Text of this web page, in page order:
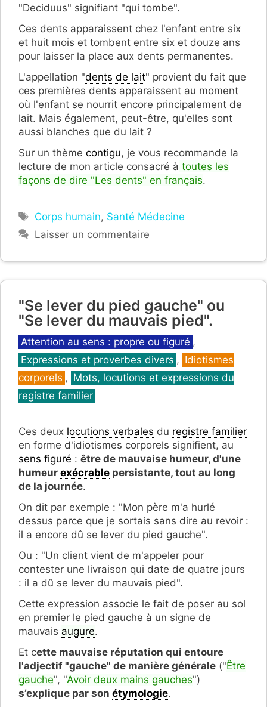
"Deciduus" signifiant "qui tombe".
Ces dents apparaissent chez l'enfant entre six
et huit mois et tombent entre six et douze ans
pour laisser la place aux dents permanentes.
L'appellation "dents de lait" provient du fait que
ces premières dents apparaissent au moment
où l'enfant se nourrit encore principalement de
lait. Mais également, peut-être, qu'elles sont
aussi blanches que du lait ?
Sur un thème contigu, je vous recommande la
lecture de mon article consacré à toutes les
façons de dire "Les dents" en français.
Étiquettes
Corps humain, Santé Médecine
Laisser un commentaire
"Se lever du pied gauche" ou
"Se lever du mauvais pied".
Catégories
Attention au sens : propre ou figuré ,
Expressions et proverbes divers , Idiotismes
corporels , Mots, locutions et expressions du
registre familier
Ces deux locutions verbales du registre familier
en forme d'idiotismes corporels signifient, au
sens figuré : être de mauvaise humeur, d'une
humeur exécrable persistante, tout au long
de la journée.
On dit par exemple : "Mon père m'a hurlé
dessus parce que je sortais sans dire au revoir :
il a encore dû se lever du pied gauche".
Ou : "Un client vient de m'appeler pour
contester une livraison qui date de quatre jours
: il a dû se lever du mauvais pied".
Cette expression associe le fait de poser au sol
en premier le pied gauche à un signe de
mauvais augure.
Et cette mauvaise réputation qui entoure
l'adjectif "gauche" de manière générale ("Être
gauche", "Avoir deux mains gauches")
s’explique par son étymologie.